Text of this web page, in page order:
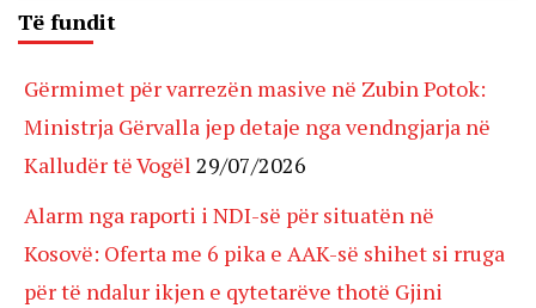
Të fundit
Gërmimet për varrezën masive në Zubin Potok:
Ministrja Gërvalla jep detaje nga vendngjarja në
Kalludër të Vogël 29/07/2026
Alarm nga raporti i NDI-së për situatën në
Kosovë: Oferta me 6 pika e AAK-së shihet si rruga
për të ndalur ikjen e qytetarëve thotë Gjini